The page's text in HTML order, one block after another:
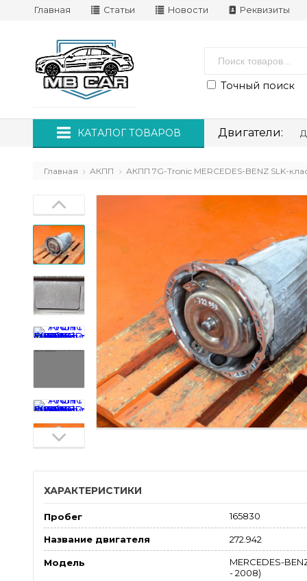
Главная Статьи Новости Реквизиты
Точный поиск
КАТАЛОГ ТОВАРОВ Двигатели:
Главная АКПП АКПП 7G-Tronic MERCEDES-BENZ SLK-
ХАРАКТЕРИСТИКИ
Пробег 165830
Название двигателя 272.942
Модель
MERCEDES-
- 2008)